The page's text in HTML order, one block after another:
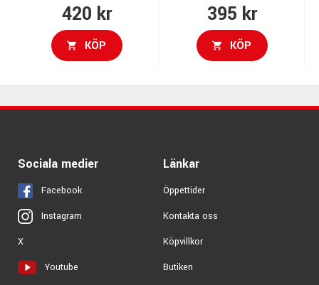
420 kr
KÖP
395 kr
KÖP
Sociala medier
Facebook
Instagram
X
Youtube
Länkar
Öppettider
Kontakta oss
Köpvillkor
Butiken